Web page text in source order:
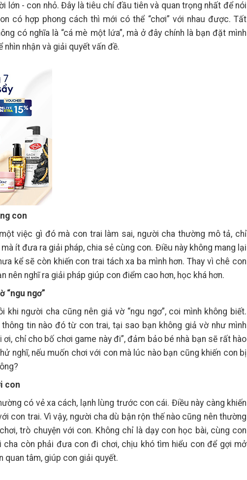
lớn - con nhỏ. Đây là tiêu chí đầu tiên và quan trọng nhất để nói
có hợp phong cách thì mới có thể “chơi” với nhau được. Tất
có nghĩa là “cá mè một lứa”, mà ở đây chính là bạn đặt mình
nhận và giải quyết vấn đề.
con
việc gì đó mà con trai làm sai, người cha thường mô tả, chỉ
ít đưa ra giải pháp, chia sẻ cùng con. Điều này không mang lại
kể sẽ còn khiến con trai tách xa ba mình hơn. Thay vì chê con
nên nghĩ ra giải pháp giúp con điểm cao hơn, học khá hơn.
“ngu ngơ”
người cha cũng nên giả vờ “ngu ngơ”, coi mình không biết.
tin nào đó từ con trai, tại sao bạn không giả vờ như mình
ơi, chỉ cho bố chơi game này đi”, đảm bảo bé nhà bạn sẽ rất hào
nghĩ, nếu muốn chơi với con mà lúc nào bạn cũng khiến con bị
con
có vẻ xa cách, lạnh lùng trước con cái. Điều này càng khiến
con trai. Vì vậy, người cha dù bận rộn thế nào cũng nên thường
trò chuyện với con. Không chỉ là dạy con học bài, cùng con
cha còn phải đưa con đi chơi, chịu khó tìm hiểu con để gợi mở
quan tâm, giúp con giải quyết.